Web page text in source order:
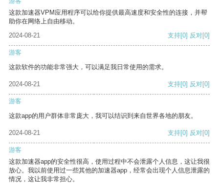
这款加速器VPM应用程序可以给你提供最高速度和安全性的连接，并帮
助你在网络上自由移动。
2024-08-21
支持[0] 反对[0]
游客
这款软件的功能非常强大，可以满足我日常使用的需求。
2024-08-21 支持[0] 反对[0]
游客
这款app的用户群体非常庞大，我可以结识到来自世界各地的朋友。
2024-08-21 支持[0] 反对[0]
游客
这款加速器app的安全性很高，使用过程中不会泄露个人信息，这让我很
放心。我以前使用过一些其他的加速器app，经常会出现个人信息泄露的
情况，这让我非常担心。